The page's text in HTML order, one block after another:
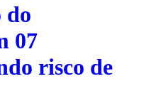
do
07
risco de